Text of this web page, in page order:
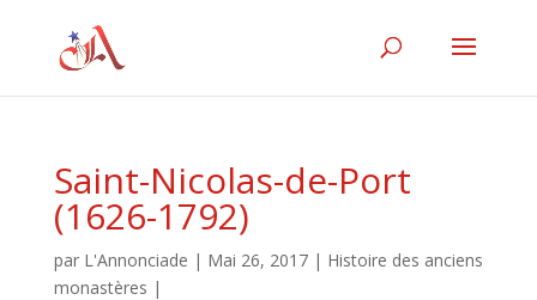
Saint-Nicolas-de-Port
(1626-1792)
par L'Annonciade | Mai 26, 2017| Histoire des anciens
monastères |